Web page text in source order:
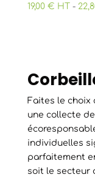
19,00 € HT -
Faites le choix
une collecte
individuelles
parfaitement
soit le secteur